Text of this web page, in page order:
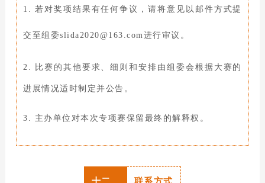
1. 若对奖项结果有任何争议，请将意见以邮件方式提
交至组委slida2020@163.com进行审议。
2. 比赛的其他要求、细则和安排由组委会根据大赛的
进展情况适时制定并公告。
3. 主办单位对本次专项赛保留最终的解释权。